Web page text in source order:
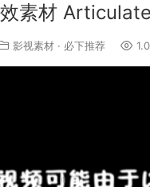
素材
影视素材 · 必下推荐